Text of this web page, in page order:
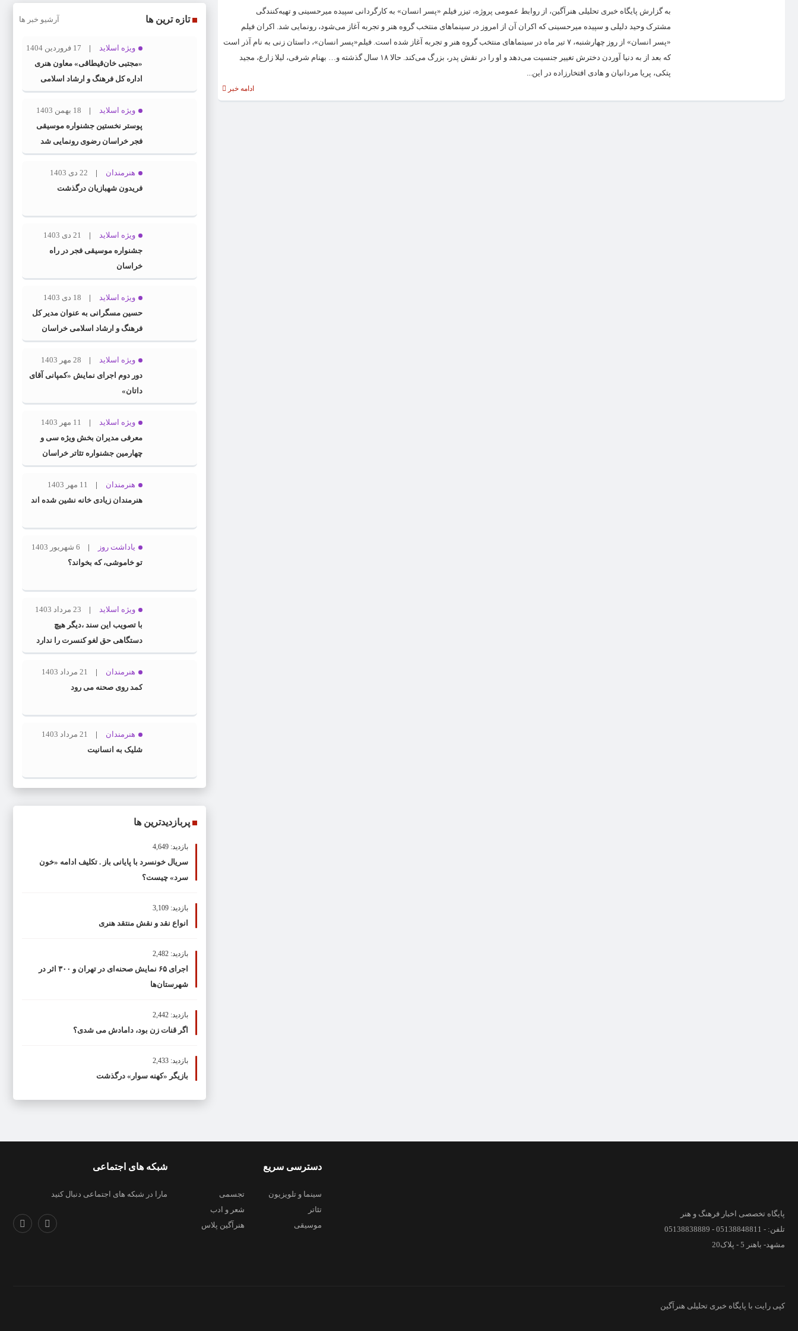
به گزارش پایگاه خبری تحلیلی هنرآگین، از روابط عمومی پروژه، تیزر فیلم «پسر انسان» به کارگردانی سپیده میرحسینی و تهیه‌کنندگی
مشترک وحید دلیلی و سپیده میرحسینی که اکران آن از امروز در سینماهای منتخب گروه هنر و تجربه آغاز می‌شود، رونمایی شد. اکران فیلم
«پسر انسان» از روز چهارشنبه، ۷ تیر ماه در سینماهای منتخب گروه هنر و تجربه آغاز شده است. فیلم«پسر انسان»، داستان زنی به نام آذر است
که بعد از به دنیا آوردن دخترش تغییر جنسیت می‌دهد و او را در نقش پدر، بزرگ می‌کند. حالا ۱۸ سال گذشته و… بهنام شرفی، لیلا زارع، مجید
پتکی، پریا مردانیان و هادی افتخارزاده در این...
ادامه خبر
تازه ترین ها آرشیو خبر ها
ویژه اسلاید
17 فروردین 1404
«مجتبی خان‌قیطاقی» معاون هنری
اداره کل فرهنگ و ارشاد اسلامی
خراسان رضوی شد
ویژه اسلاید
18 بهمن 1403
پوستر نخستین جشنواره موسیقی
فجر خراسان رضوی رونمایی شد
هنرمندان
22 دی 1403
فریدون شهبازیان درگذشت
ویژه اسلاید
21 دی 1403
جشنواره موسیقی فجر در راه
خراسان
ویژه اسلاید
18 دی 1403
حسین مسگرانی به عنوان مدیر کل
فرهنگ و ارشاد اسلامی خراسان
رضوی معرفی شد
ویژه اسلاید
28 مهر 1403
دور دوم اجرای نمایش «کمپانی آقای
داتان»
ویژه اسلاید
11 مهر 1403
معرفی مدیران بخش ویژه سی و
چهارمین جشنواره تئاتر خراسان
رضوی
هنرمندان
11 مهر 1403
هنرمندان زیادی خانه نشین شده اند
یاداشت روز
6 شهریور 1403
تو خاموشی، که بخواند؟
ویژه اسلاید
23 مرداد 1403
با تصویب این سند ،دیگر هیچ
دستگاهی حق لغو کنسرت را ندارد
هنرمندان
21 مرداد 1403
کمد روی صحنه می رود
هنرمندان
21 مرداد 1403
شلیک به انسانیت
پربازدیدترین ها
بازدید: 4,649
سریال خونسرد با پایانی باز . تکلیف ادامه «خون
سرد» چیست؟
بازدید: 3,109
انواع نقد و نقش منتقد هنری
بازدید: 2,482
اجرای ۶۵ نمایش صحنه‌ای در تهران و ۳۰۰ اثر در
شهرستان‌ها
بازدید: 2,442
اگر قنات زن بود، دامادش می شدی؟
بازدید: 2,433
بازیگر «کهنه سوار» درگذشت
پایگاه تخصصی اخبار فرهنگ و هنر
تلفن: - 05138848811 - 05138838889
مشهد- باهنر 5 - پلاک20
شبکه های اجتماعی
مارا در شبکه های اجتماعی دنبال کنید
دسترسی سریع
سینما و تلویزیون
تجسمی
تئاتر
شعر و ادب
موسیقی
هنرآگین پلاس
کپی رایت با پایگاه خبری تحلیلی هنرآگین